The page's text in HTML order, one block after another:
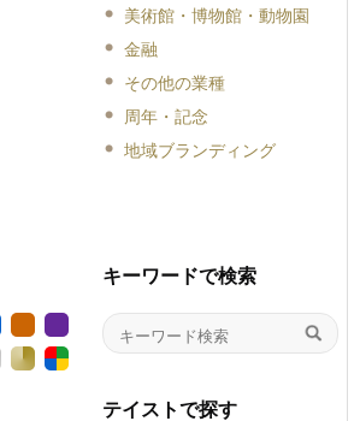
美術館・博物館・動物園
金融
その他の業種
周年・記念
地域ブランディング
キーワードで検索
テイストで探す